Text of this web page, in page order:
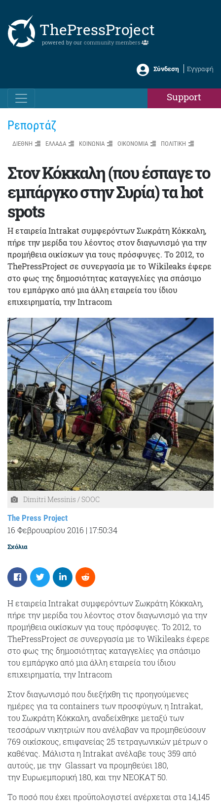
ThePressProject
powered by our community members
Σύνδεση Εγγραφή
Support
Ρεπορτάζ
ΔΙΕΘΝΗ ΕΛΛΑΔΑ ΚΟΙΝΩΝΙΑ ΟΙΚΟΝΟΜΙΑ ΠΟΛΙΤΙΚΗ
Στον Κόκκαλη (που έσπαγε το
εμπάργκο στην Συρία) τα hot
spots
Η εταιρεία Intrakat συμφερόντων Σωκράτη Κόκκαλη,
πήρε την μερίδα του λέοντος στον διαγωνισμό για την
προμήθεια οικίσκων για τους πρόσφυγες. Το 2012, το
ThePressProject σε συνεργασία με το Wikileaks έφερε
στο φως της δημοσιότητας καταγγελίες για σπάσιμο
του εμπάργκο από μια άλλη εταιρεία του ίδιου
επιχειρηματία, την Intracom
Dimitri Messinis / SOOC
The Press Project
16 Φεβρουαρίου 2016 | 17:50:34
Σχόλια
Η εταιρεία Intrakat συμφερόντων Σωκράτη Κόκκαλη,
πήρε την μερίδα του λέοντος στον διαγωνισμό για την
προμήθεια οικίσκων για τους πρόσφυγες. Το 2012, το
ThePressProject σε συνεργασία με το Wikileaks έφερε
στο φως της δημοσιότητας καταγγελίες για σπάσιμο
του εμπάργκο από μια άλλη εταιρεία του ίδιου
επιχειρηματία, την Intracom
Στον διαγωνισμό που διεξήχθη τις προηγούμενες
ημέρες για τα containers των προσφύγων, η Intrakat,
του Σωκράτη Κόκκαλη, αναδείχθηκε μεταξύ των
τεσσάρων νικητριών που ανέλαβαν να προμηθεύσουν
769 οικίσκους, επιφανείας 25 τετραγωνικών μέτρων ο
καθένας. Μάλιστα η Intrakat ανέλαβε τους 359 από
αυτούς, με την Glassart να προμηθεύει 180,
την Ευρωεμπορική 180, και την ΝΕΟΚΑΤ 50.
Tο ποσό που έχει προϋπολογιστεί ανέρχεται στα 14,145